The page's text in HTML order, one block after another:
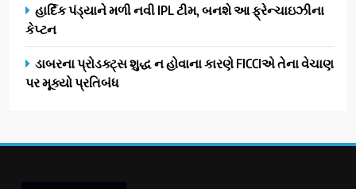
હાર્દિક પંડ્યાને મળી નવી IPL ટીમ, બનશે આ ફ્રેન્ચાઇઝીના
કેપ્ટન
ડાબરના પ્રોડક્ટ્સ શુદ્ધ ન હોવાના કારણે FICCIએ તેના વેચાણ
પર મૂક્યો પ્રતિબંધ